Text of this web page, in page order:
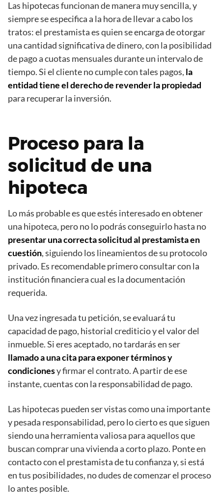
Las hipotecas funcionan de manera muy sencilla, y
siempre se especifica a la hora de llevar a cabo los
tratos: el prestamista es quien se encarga de otorgar
una cantidad significativa de dinero, con la posibilidad
de pago a cuotas mensuales durante un intervalo de
tiempo. Si el cliente no cumple con tales pagos, la
entidad tiene el derecho de revender la propiedad
para recuperar la inversión.
Proceso para la
solicitud de una
hipoteca
Lo más probable es que estés interesado en obtener
una hipoteca, pero no lo podrás conseguirlo hasta no
presentar una correcta solicitud al prestamista en
cuestión, siguiendo los lineamientos de su protocolo
privado. Es recomendable primero consultar con la
institución financiera cual es la documentación
requerida.
Una vez ingresada tu petición, se evaluará tu
capacidad de pago, historial crediticio y el valor del
inmueble. Si eres aceptado, no tardarás en ser
llamado a una cita para exponer términos y
condicionesy firmar el contrato. A partir de ese
instante, cuentas con la responsabilidad de pago.
Las hipotecas pueden ser vistas como una importante
y pesada responsabilidad, pero lo cierto es que siguen
siendo una herramienta valiosa para aquellos que
buscan comprar una vivienda a corto plazo. Ponte en
contacto con el prestamista de tu confianza y, si está
en tus posibilidades, no dudes de comenzar el proceso
lo antes posible.